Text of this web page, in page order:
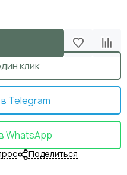
клик
Telegram
WhatsApp
Поделиться